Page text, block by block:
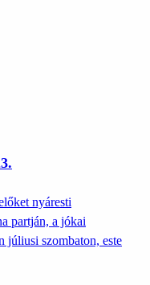
nyáresti
partján, a jókai
júliusi szombaton, este